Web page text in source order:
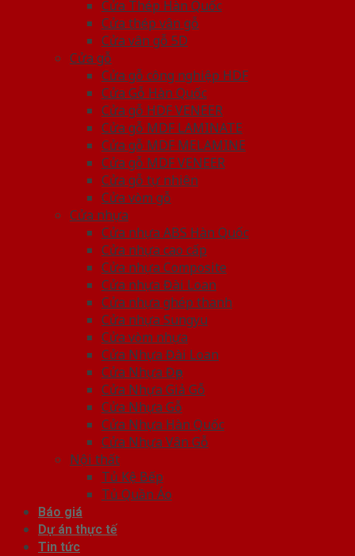
Cửa Thép Hàn Quốc
Cửa thép vân gỗ
Cửa vân gỗ 5D
Cửa gỗ
Cửa gỗ công nghiệp HDF
Cửa Gỗ Hàn Quốc
Cửa gỗ HDF VENEER
Cửa gỗ MDF LAMINATE
Cửa gỗ MDF MELAMINE
Cửa gỗ MDF VENEER
Cửa gỗ tự nhiên
Cửa vòm gỗ
Cửa nhựa
Cửa nhựa ABS Hàn Quốc
Cửa nhựa cao cấp
Cửa nhựa Composite
Cửa nhựa Đài Loan
Cửa nhựa ghép thanh
Cửa nhựa Sungyu
Cửa vòm nhựa
Cửa Nhựa Đài Loan
Cửa Nhựa Đẹp
Cửa Nhựa Giả Gỗ
Cửa Nhựa Gỗ
Cửa Nhựa Hàn Quốc
Cửa Nhựa Vân Gỗ
Nội thất
Tủ Kệ Bếp
Tủ Quần Áo
Báo giá
Dự án thực tế
Tin tức